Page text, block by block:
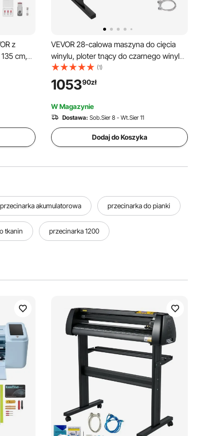
z
cm,
i
VEVOR 28-calowa maszyna do cięcia
winylu, ploter tnący do czarnego winylu,
szerokość cięcia 630 mm, ploter tnący
ze stojakiem
(1)
105390zł
W Magazynie
Dostawa: Sob.Sier 8 - Wt.Sier 11
Dodaj do Koszyka
przecinarka akumulatorowa przecinarka do pianki
tkanin przecinarka 1200